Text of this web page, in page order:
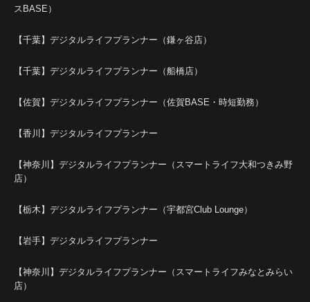
スBASE）
【千葉】デジタルライフプランナー（鎌ヶ谷店）
【千葉】デジタルライフプランナー（船橋店）
【佐賀】デジタルライフプランナー（佐賀BASE・時短勤務）
【香川】デジタルライフプランナー
【神奈川】デジタルライフプランナー（スマートライフ大和つきみ野
店）
【栃木】デジタルライフプランナー（宇都宮Club Lounge）
【岩手】デジタルライフプランナー
【神奈川】デジタルライフプランナー（スマートライフみなとみらい
店）